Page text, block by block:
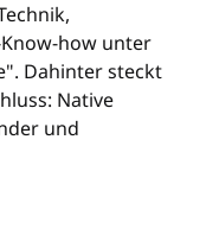
how unter
Dahinter steckt
Native
und